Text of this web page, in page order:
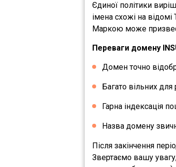
Єдиної політики
імена схожі на
Маркою може
Переваги домену
Домен точно
Багато вільних для
Гарна індексація
Назва домену
Після закінчення
Звертаємо вашу